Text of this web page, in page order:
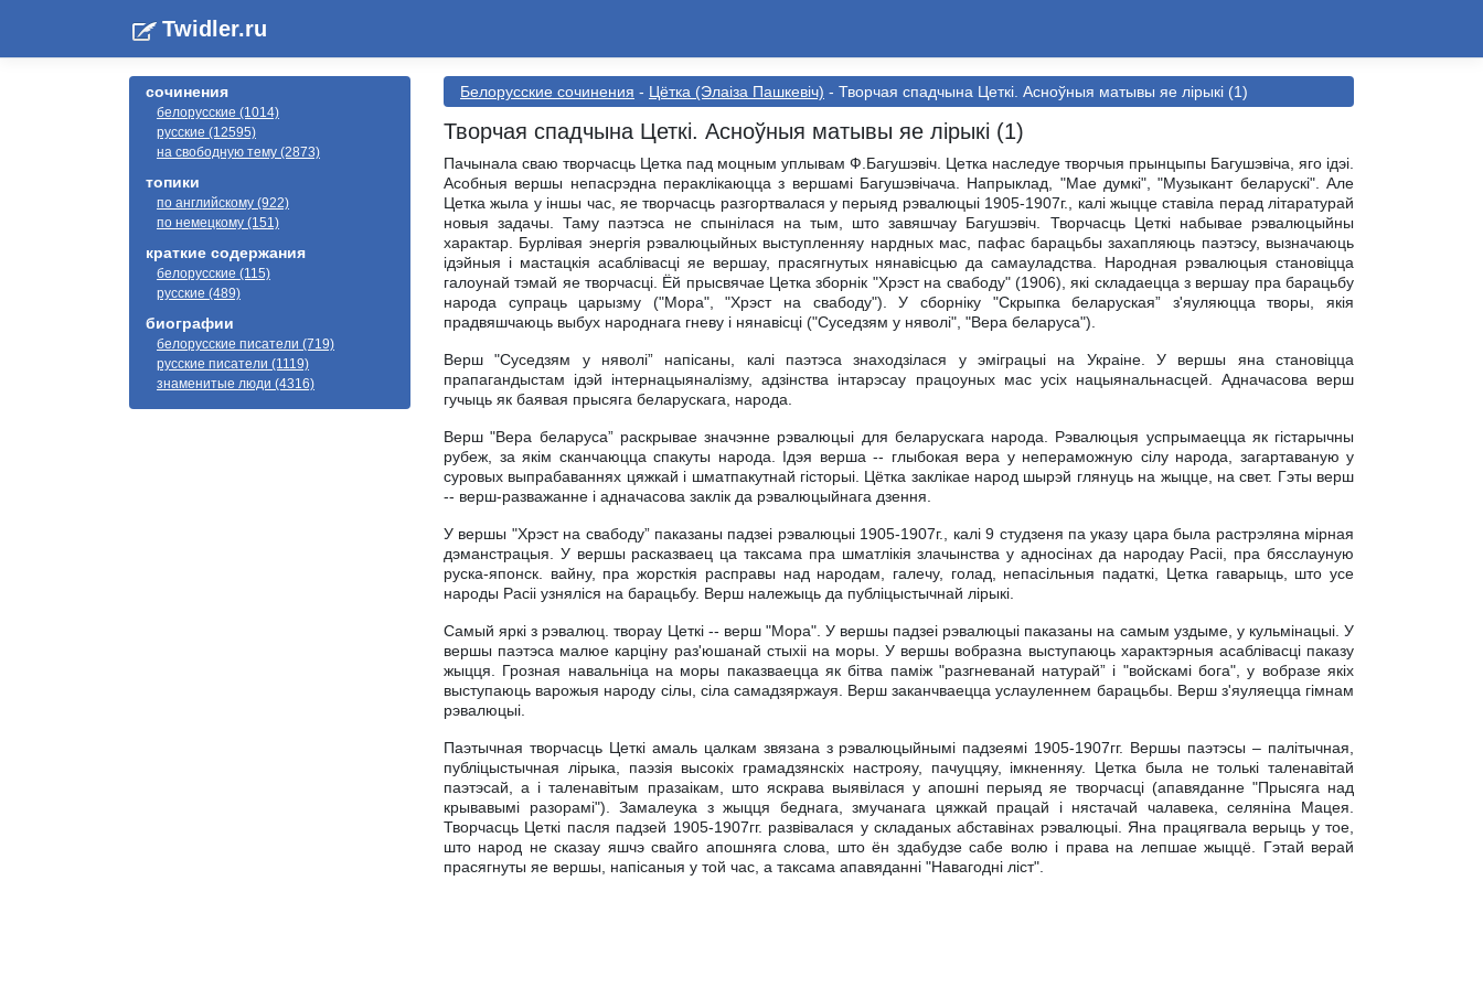
Twidler.ru
сочинения
белорусские (1014)
русские (12595)
на свободную тему (2873)
топики
по английскому (922)
по немецкому (151)
краткие содержания
белорусские (115)
русские (489)
биографии
белорусские писатели (719)
русские писатели (1119)
знаменитые люди (4316)
Белорусские сочинения - Цётка (Элаіза Пашкевіч) - Творчая спадчына Цеткi. Асноўныя матывы яе лiрыкi (1)
Творчая спадчына Цеткi. Асноўныя матывы яе лiрыкi (1)
Пачынала сваю творчасць Цетка пад моцным уплывам Ф.Багушэвiч. Цетка наследуе творчыя прынцыпы Багушэвiча, яго iдэi.
Асобныя вершы непасрэдна пераклiкаюцца з вершамi Багушэвiчача. Напрыклад, "Мае думкi", "Музыкант беларускi". Але
Цетка жыла у iншы час, яе творчасць разгортвалася у перыяд рэвалюцыi 1905-1907г., калi жыцце ставiла перад лiтаратурай
новыя задачы. Таму паэтэса не спынiлася на тым, што завяшчау Багушэвiч. Творчасць Цеткi набывае рэвалюцыйны
характар. Бурлiвая энергiя рэвалюцыйных выступленняу нардных мас, пафас барацьбы захапляюць паэтэсу, вызначаюць
iдэйныя i мастацкiя асаблiвасцi яе вершау, прасягнутых нянавiсцью да самауладства. Народная рэвалюцыя становiцца
галоунай тэмай яе творчасцi. Ёй прысвячае Цетка зборнiк "Хрэст на свабоду" (1906), якi складаецца з вершау пра барацьбу
народа супраць царызму ("Мора", "Хрэст на свабоду"). У сборнiку "Скрыпка беларуская” з'яуляюцца творы, якiя
прадвяшчаюць выбух народнага гневу i нянавiсцi ("Суседзям у няволi", "Вера беларуса").
Верш "Суседзям у няволi” напiсаны, калi паэтэса знаходзiлася у эмiграцыi на Украiне. У вершы яна становiцца
прапагандыстам iдэй iнтернацыяналiзму, адзiнства iнтарэсау працоуных мас усiх нацыянальнасцей. Адначасова верш
гучыць як баявая прысяга беларускага, народа.
Верш "Вера беларуса” раскрывае значэнне рэвалюцыi для беларускага народа. Рэвалюцыя успрымаецца як гiстарычны
рубеж, за якiм сканчаюцца спакуты народа. Iдэя верша -- глыбокая вера у непераможную сiлу народа, загартаваную у
суровых выпрабаваннях цяжкай i шматпакутнай гiсторыi. Цётка заклiкае народ шырэй глянуць на жыцце, на свет. Гэты верш
-- верш-разважанне i адначасова заклiк да рэвалюцыйнага дзення.
У вершы "Хрэст на свабоду” паказаны падзеi рэвалюцыi 1905-1907г., калi 9 студзеня па указу цара была растрэляна мiрная
дэманстрацыя. У вершы расказваец ца таксама пра шматлiкiя злачынства у адносiнах да народау Расii, пра бясслауную
руска-японск. вайну, пра жорсткiя расправы над народам, галечу, голад, непасiльныя падаткi, Цетка гаварыць, што усе
народы Расii узнялiся на барацьбу. Верш належыць да публiцыстычнай лiрыкi.
Самый яркi з рэвалюц. творау Цеткi -- верш "Мора". У вершы падзеi рэвалюцыi паказаны на самым уздыме, у кульмiнацыi. У
вершы паэтэса малюе карцiну раз'юшанай стыхii на моры. У вершы вобразна выступаюць характэрныя асаблiвасцi паказу
жыцця. Грозная навальнiца на моры паказваецца як бiтва памiж "разгневанай натурай” i "войскамi бога", у вобразе якiх
выступаюць варожыя народу сiлы, сiла самадзяржауя. Верш заканчваецца услауленнем барацьбы. Верш з'яуляецца гiмнам
рэвалюцыi.
Паэтычная творчасць Цеткi амаль цалкам звязана з рэвалюцыйнымi падзеямi 1905-1907гг. Вершы паэтэсы – палiтычная,
публiцыстычная лiрыка, паэзiя высокiх грамадзянскiх настрояу, пачуццяу, iмкненняу. Цетка была не толькi таленавiтай
паэтэсай, а i таленавiтым празаiкам, што яскрава выявiлася у апошнi перыяд яе творчасцi (апавяданне "Прысяга над
крывавымi разорамi"). Замалеука з жыцця беднага, змучанага цяжкай працай i нястачай чалавека, селянiна Мацея.
Творчасць Цеткi пасля падзей 1905-1907гг. развiвалася у складаных абставiнах рэвалюцыi. Яна працягвала верыць у тое,
што народ не сказау яшчэ свайго апошняга слова, што ён здабудзе сабе волю i права на лепшае жыццё. Гэтай верай
прасягнуты яе вершы, напiсаныя у той час, а таксама апавяданнi "Навагоднi лiст".